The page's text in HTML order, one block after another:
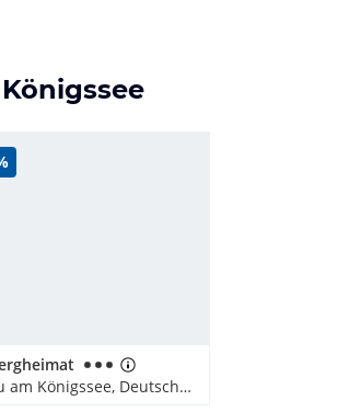
Schönau am Königssee, Deutschland